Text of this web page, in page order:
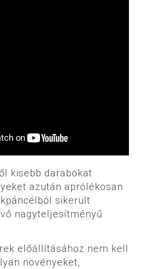
kisebb darabokat
azután aprólékosan
sikerült
nagyteljesítményű
előállításához nem kell
növényeket,